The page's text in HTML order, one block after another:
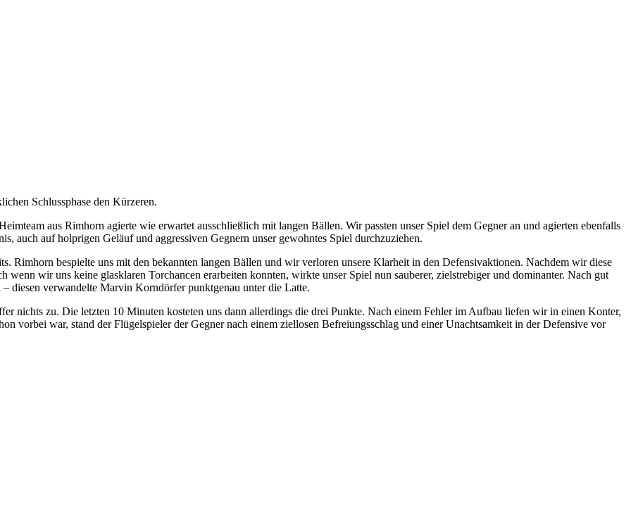
Schlussphase den Kürzeren.
aus Rimhorn agierte wie erwartet ausschließlich mit langen Bällen. Wir passten unser Spiel dem Gegner an und agierten ebenfalls
auch auf holprigen Geläuf und aggressiven Gegnern unser gewohntes Spiel durchzuziehen.
Rimhorn bespielte uns mit den bekannten langen Bällen und wir verloren unsere Klarheit in den Defensivaktionen. Nachdem wir diese
wenn wir uns keine glasklaren Torchancen erarbeiten konnten, wirkte unser Spiel nun sauberer, zielstrebiger und dominanter. Nach gut
diesen verwandelte Marvin Korndörfer punktgenau unter die Latte.
nichts zu. Die letzten 10 Minuten kosteten uns dann allerdings die drei Punkte. Nach einem Fehler im Aufbau liefen wir in einen Konter,
vorbei war, stand der Flügelspieler der Gegner nach einem ziellosen Befreiungsschlag und einer Unachtsamkeit in der Defensive vor